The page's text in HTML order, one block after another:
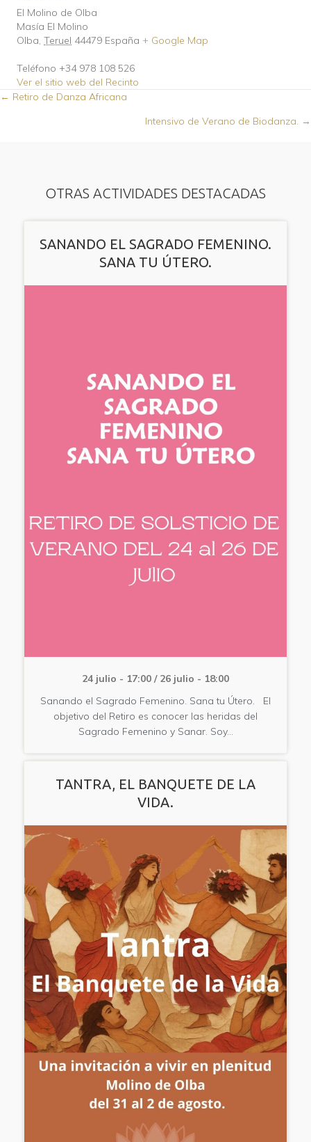
El Molino de Olba
Masía El Molino
Olba, Teruel 44479 España + Google Map
Teléfono +34 978 108 526
Ver el sitio web del Recinto
Posts
← Retiro de Danza Africana
Intensivo de Verano de Biodanza. →
OTRAS ACTIVIDADES DESTACADAS
SANANDO EL SAGRADO FEMENINO.
SANA TU ÚTERO.
24 julio - 17:00 / 26 julio - 18:00
Sanando el Sagrado Femenino. Sana tu Útero. El
objetivo del Retiro es conocer las heridas del
Sagrado Femenino y Sanar. Soy…
TANTRA, EL BANQUETE DE LA
VIDA.